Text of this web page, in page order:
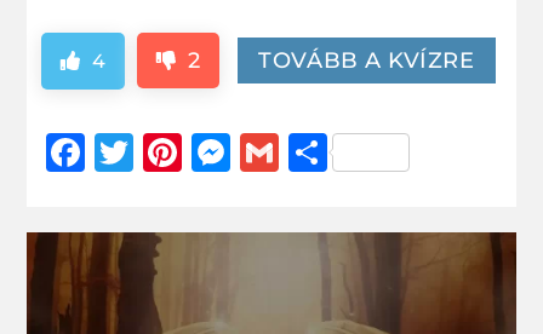
4 2 TOVÁBB A KVÍZRE
Facebook
Twitter
Pinterest
Messenger
GmailOssza